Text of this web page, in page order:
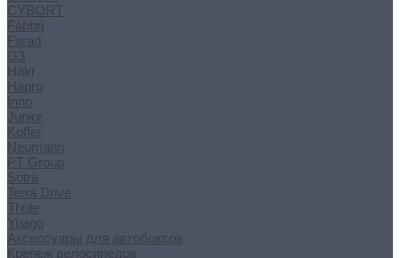
CYBORT
Fabbri
Farad
G3
Hakr
Hapro
Inno
Junior
Koffer
Neumann
PT Group
Sotra
Terra Drive
Thule
Yuago
Аксессуары для автобоксов
Крепеж велосипедов